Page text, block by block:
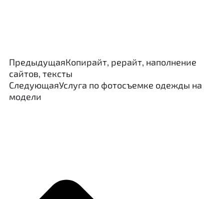
ПредыдущаяКопирайт, рерайт, наполнение
сайтов, тексты
СледующаяУслуга по фотосъемке одежды на
модели